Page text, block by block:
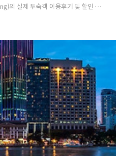
의 실제 투숙객 이용후기 및 할인 특
예약 무료 취소 가능
Hotel and Spa Da Nang)
NANG, 하이쩌우, 다낭, 베트남 한눈
낭 G8 럭셔리 호텔 앤 스파 다낭은
고 싶은 여행객에게 완벽한 선택입니